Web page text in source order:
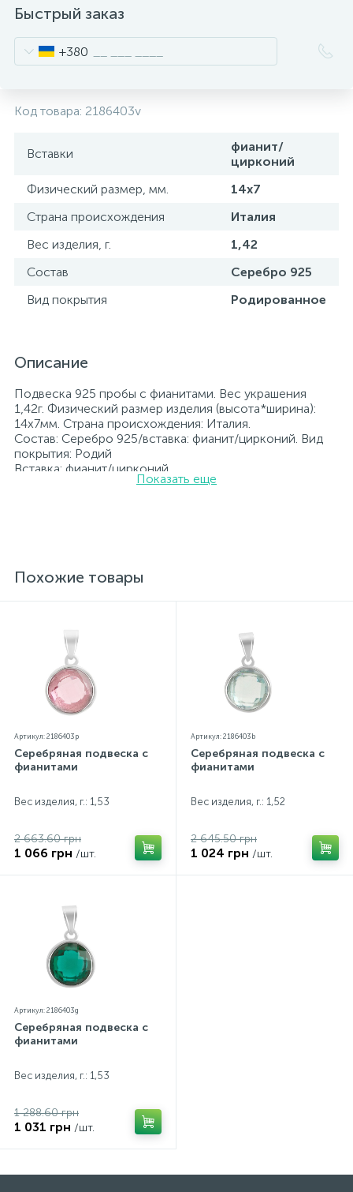
Быстрый заказ
+380
Код товара: 2186403v
Вставки
фианит/
цирконий
Физический размер, мм.
14х7
Страна происхождения
Италия
Вес изделия, г.
1,42
Состав
Серебро 925
Вид покрытия
Родированное
Описание
Подвеска 925 пробы с фианитами. Вес украшения
1,42г. Физический размер изделия (высота*ширина):
14х7мм. Страна происхождения: Италия.
Состав: Серебро 925/вставка: фианит/цирконий. Вид
покрытия: Родий
Вставка: фианит/цирконий.
Родированные украшения дольше сохраняют свое
проба. К каждому ювелирному украшению
прилагаются бирка с указанием всех
особенностей цветопередачи экрана
Показать еще
Похожие товары
Артикул: 2186403p
Серебряная подвеска с
фианитами
Вес изделия, г.: 1,53
2 663.60 грн
1 066 грн /шт.
Артикул: 2186403b
Серебряная подвеска с
фианитами
Вес изделия, г.: 1,52
2 645.50 грн
1 024 грн /шт.
Артикул: 2186403g
Серебряная подвеска с
фианитами
Вес изделия, г.: 1,53
1 288.60 грн
1 031 грн /шт.